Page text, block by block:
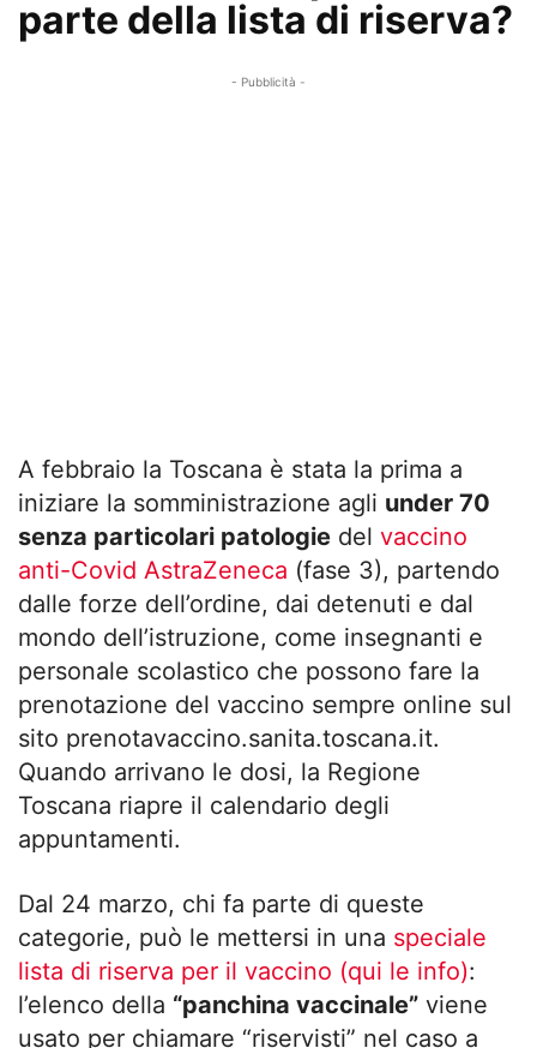
parte della lista di riserva?
- Pubblicità -
A febbraio la Toscana è stata la prima a
iniziare la somministrazione agli under 70
senza particolari patologie del vaccino
anti-Covid AstraZeneca (fase 3), partendo
dalle forze dell’ordine, dai detenuti e dal
mondo dell’istruzione, come insegnanti e
personale scolastico che possono fare la
prenotazione del vaccino sempre online sul
sito prenotavaccino.sanita.toscana.it.
Quando arrivano le dosi, la Regione
Toscana riapre il calendario degli
appuntamenti.
Dal 24 marzo, chi fa parte di queste
categorie, può le mettersi in una speciale
lista di riserva per il vaccino (qui le info):
l’elenco della “panchina vaccinale” viene
usato per chiamare “riservisti” nel caso a